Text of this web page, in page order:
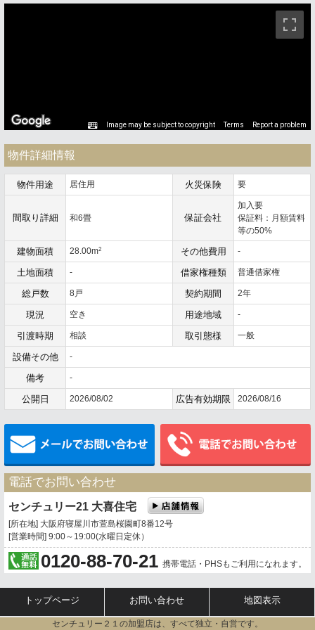
Image may be subject to copyright Terms Report a problem
物件詳細情報
物件用途 居住用 火災保険 要
間取り詳細 和6畳 保証会社
加入要
保証料：月額賃料
等の50%
建物面積 28.00m2 その他費用 -
土地面積 - 借家権種類 普通借家権
総戸数 8戸 契約期間 2年
現況 空き 用途地域 -
引渡時期 相談 取引態様 一般
設備その他 -
備考 -
公開日 2026/08/02 広告有効期限 2026/08/16
メールでお問い合わせ
電話でお問い合わせ
センチュリー21 大喜住宅
[所在地] 大阪府寝屋川市萱島桜園町8番12号
[営業時間] 9:00～19:00(水曜日定休）
0120-88-70-21 携帯電話・PHSもご利用になれます。
トップページ お問い合わせ 地図表示
センチュリー２１の加盟店は、すべて独立・自営です。